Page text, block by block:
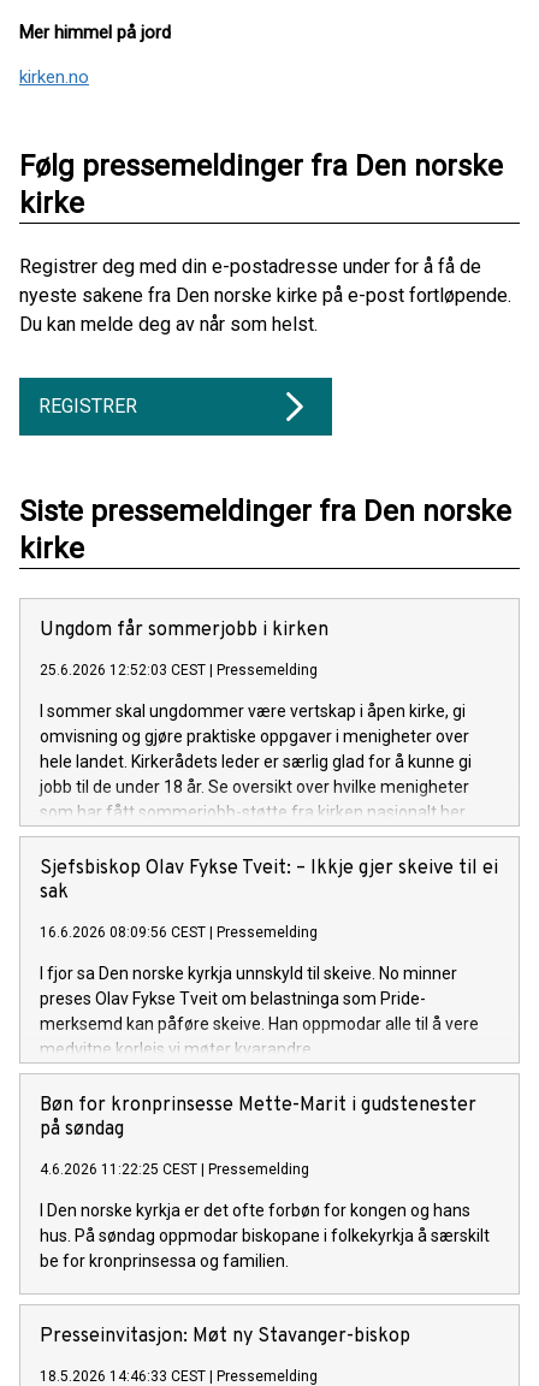
Mer himmel på jord
kirken.no
Følg pressemeldinger fra Den norske
kirke
Registrer deg med din e-postadresse under for å få de
nyeste sakene fra Den norske kirke på e-post fortløpende.
Du kan melde deg av når som helst.
REGISTRER
Siste pressemeldinger fra Den norske
kirke
Ungdom får sommerjobb i kirken
25.6.2026 12:52:03 CEST | Pressemelding
I sommer skal ungdommer være vertskap i åpen kirke, gi
omvisning og gjøre praktiske oppgaver i menigheter over
hele landet. Kirkerådets leder er særlig glad for å kunne gi
jobb til de under 18 år. Se oversikt over hvilke menigheter
som har fått sommerjobb-støtte fra kirken nasjonalt her.
Sjefsbiskop Olav Fykse Tveit: – Ikkje gjer skeive til ei
sak
16.6.2026 08:09:56 CEST | Pressemelding
I fjor sa Den norske kyrkja unnskyld til skeive. No minner
preses Olav Fykse Tveit om belastninga som Pride-
merksemd kan påføre skeive. Han oppmodar alle til å vere
medvitne korleis vi møter kvarandre.
Bøn for kronprinsesse Mette-Marit i gudstenester
på søndag
4.6.2026 11:22:25 CEST | Pressemelding
I Den norske kyrkja er det ofte forbøn for kongen og hans
hus. På søndag oppmodar biskopane i folkekyrkja å særskilt
be for kronprinsessa og familien.
Presseinvitasjon: Møt ny Stavanger-biskop
18.5.2026 14:46:33 CEST | Pressemelding